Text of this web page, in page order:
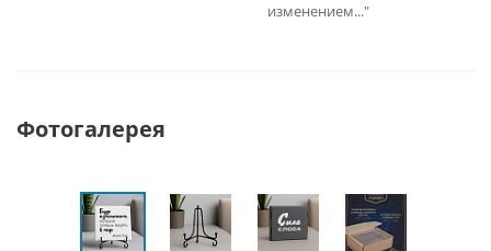
изменением..."
Фотогалерея